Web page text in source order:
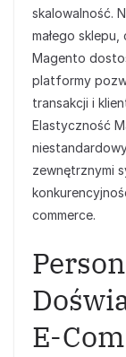
skalowalność.
małego
Magento
platformy
transakcji i
Elastyczność
zewnętrznymi
commerce.
E-